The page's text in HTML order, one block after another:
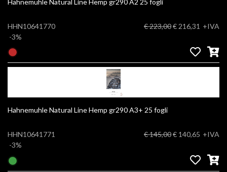
Hahnemuhle Natural Line Hemp gr290 A2 25 fogli
HHN10641770
-3%
€ 223,00€ 216,31 +IVA
Hahnemuhle Natural Line Hemp gr290 A3+ 25 fogli
HHN10641771
-3%
€ 145,00€ 140,65 +IVA